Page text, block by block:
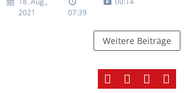
2021
07:39
Weitere Beiträge